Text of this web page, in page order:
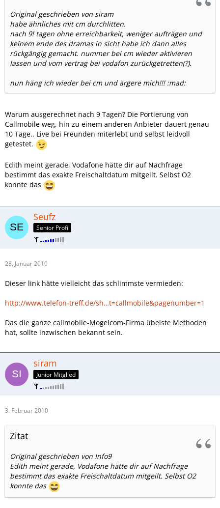
Original geschrieben von siram
habe ähnliches mit cm durchlitten.
nach 9! tagen ohne erreichbarkeit, weniger aufträgen und
keinem ende des dramas in sicht habe ich dann alles
rückgängig gemacht. nummer bei cm wieder aktivieren
lassen und vom vertrag bei vodafon zurückgetretten(?).
nun häng ich wieder bei cm und ärgere mich!!! :mad:
Warum ausgerechnet nach 9 Tagen? Die Portierung von
Callmobile weg, hin zu einem anderen Anbieter dauert genau
10 Tage.. Live bei Freunden miterlebt und selbst leidvoll
getestet.
Edith meint gerade, Vodafone hätte dir auf Nachfrage
bestimmt das exakte Freischaltdatum mitgeilt. Selbst O2
konnte das
Seufz
Senior Profi
28. Januar 2010
Dieser link hätte vielleicht das schlimmste vermieden:
http://www.telefon-treff.de/sh…t=callmobile&pagenumber=1
Das die ganze callmobile-Mogelcom-Firma übelste Methoden
hat, sollte inzwischen bekannt sein.
siram
Junior Mitglied
3. Februar 2010
Zitat
Original geschrieben von Info9
Edith meint gerade, Vodafone hätte dir auf Nachfrage
bestimmt das exakte Freischaltdatum mitgeilt. Selbst O2
konnte das